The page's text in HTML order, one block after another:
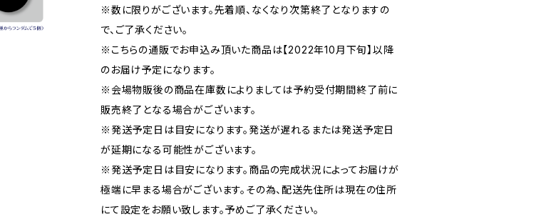
※数に限りがございます。先着順、なくなり次第終了となりますの
で、ご了承ください。
※こちらの通販でお申込み頂いた商品は【2022年10月下旬】以降
のお届け予定になります。
※会場物販後の商品在庫数によりましては予約受付期間終了前に
販売終了となる場合がございます。
※発送予定日は目安になります。発送が遅れるまたは発送予定日
が延期になる可能性がございます。
※発送予定日は目安になります。商品の完成状況によってお届けが
極端に早まる場合がございます。その為、配送先住所は現在の住所
にて設定をお願い致します。予めご了承ください。